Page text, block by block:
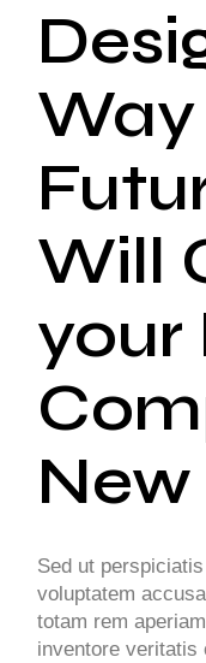
Will
your
Sed ut
voluptatem
totam rem
inventore veritatis